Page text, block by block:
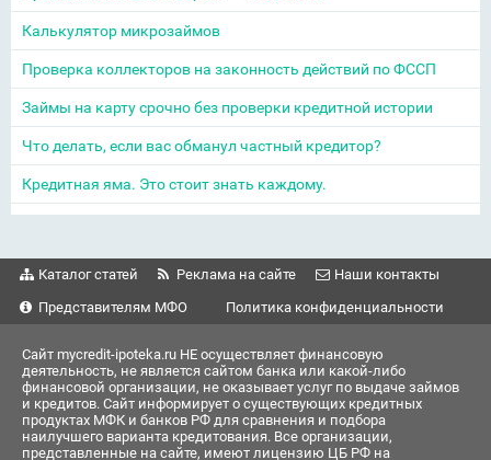
Калькулятор микрозаймов
Проверка коллекторов на законность действий по ФССП
Займы на карту срочно без проверки кредитной истории
Что делать, если вас обманул частный кредитор?
Кредитная яма. Это стоит знать каждому.
Каталог статей Реклама на сайте
Наши контакты
Представителям МФО
Политика конфиденциальности
Сайт mycredit-ipoteka.ru НЕ осуществляет финансовую
деятельность, не является сайтом банка или какой-либо
финансовой организации, не оказывает услуг по выдаче займов
и кредитов. Сайт информирует о существующих кредитных
продуктах МФК и банков РФ для сравнения и подбора
наилучшего варианта кредитования. Все организации,
представленные на сайте, имеют лицензию ЦБ РФ на